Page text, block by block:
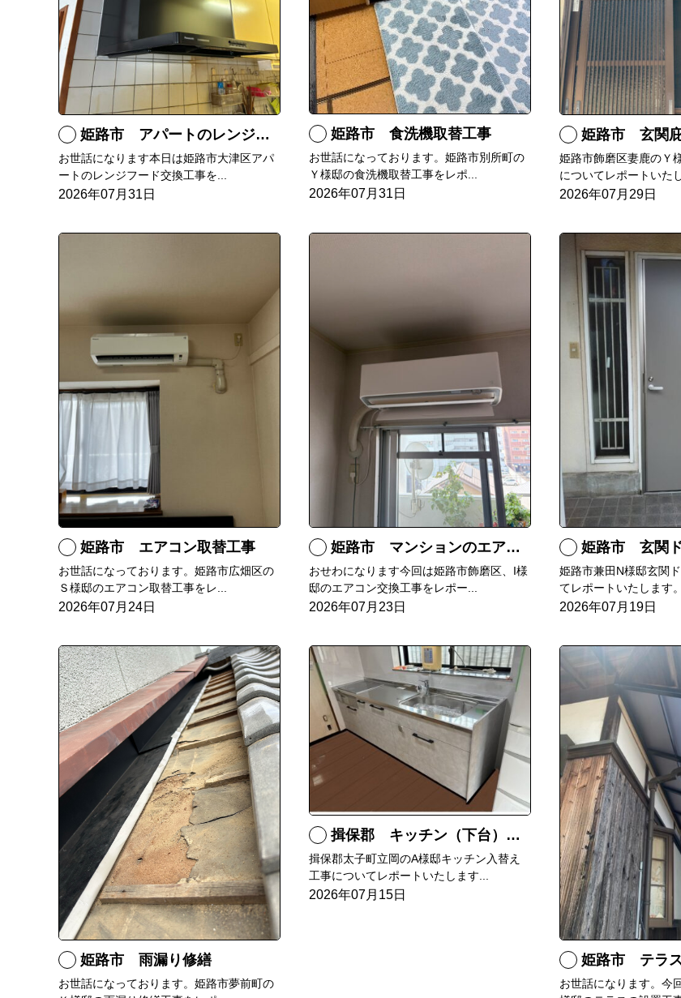
姫路市 アパートのレンジフード交換
お世話になります本日は姫路市大津区アパ
ートのレンジフード交換工事を...
2026年07月31日
姫路市 食洗機取替工事
お世話になっております。姫路市別所町の
Ｙ様邸の食洗機取替工事をレポ...
2026年07月31日
姫路市 玄関庇
姫路市飾磨区妻鹿のＹ
についてレポートいた
2026年07月29日
姫路市 エアコン取替工事
お世話になっております。姫路市広畑区の
Ｓ様邸のエアコン取替工事をレ...
2026年07月24日
姫路市 マンションのエアコンをダイキンRXへ交換
おせわになります今回は姫路市飾磨区、I様
邸のエアコン交換工事をレポー...
2026年07月23日
姫路市 玄関
姫路市兼田N様邸玄関
てレポートいたします
2026年07月19日
姫路市 雨漏り修繕
お世話になっております。姫路市夢前町の
揖保郡 キッチン（下台）交換
揖保郡太子町立岡のA様邸キッチン入替え
工事についてレポートいたします...
2026年07月15日
姫路市 テラ
お世話になります。今